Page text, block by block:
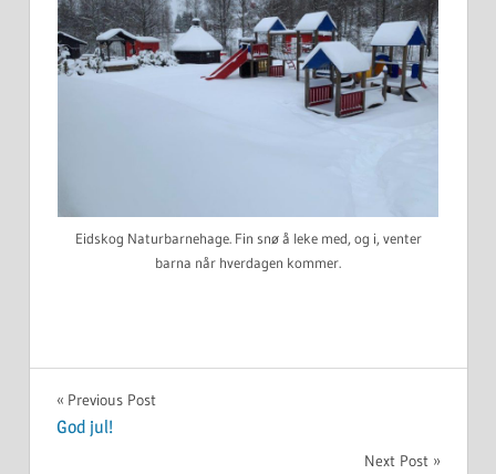
Eidskog Naturbarnehage. Fin snø å leke med, og i, venter
barna når hverdagen kommer.
UKATEGORISERT
Innleggsnavigasjon
Previous Post
God jul!
Next Post